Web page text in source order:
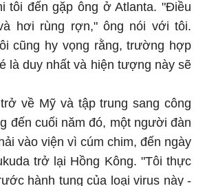
tôi đến gặp ông ở Atlanta. "Điều
hơi rùng rợn," ông nói với tôi.
cũng hy vọng rằng, trường hợp
là duy nhất và hiện tượng này sẽ
về Mỹ và tập trung sang công
đến cuối năm đó, một người đàn
vào viện vì cúm chim, đến ngày
trở lại Hồng Kông. "Tôi thực
hành tung của loại virus này -